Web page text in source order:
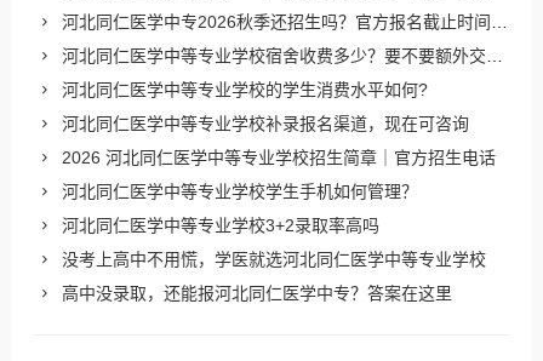
河北同仁医学中专2026秋季还招生吗？官方报名截止时间公布
河北同仁医学中等专业学校宿舍收费多少？要不要额外交电费？
河北同仁医学中等专业学校的学生消费水平如何?
河北同仁医学中等专业学校补录报名渠道，现在可咨询
2026 河北同仁医学中等专业学校招生简章｜官方招生电话
河北同仁医学中等专业学校学生手机如何管理？
河北同仁医学中等专业学校3+2录取率高吗
没考上高中不用慌，学医就选河北同仁医学中等专业学校
高中没录取，还能报河北同仁医学中专？答案在这里